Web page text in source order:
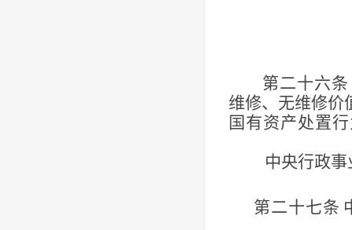
第二十六条
维修、无维修价
国有资产处置
中央行政
第二十七条